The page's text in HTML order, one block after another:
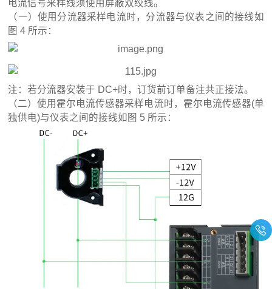
电流信号采样线须使用屏蔽双绞线。
（一）使用分流器采样电流时，分流器与仪表之间的接线如
图 4 所示：
注：若分流器安装于 DC+时，订货前订单备注共正接法。
（二）使用霍尔电流传感器采样电流时，霍尔电流传感器(单
独供电)与仪表之间的接线如图 5 所示：